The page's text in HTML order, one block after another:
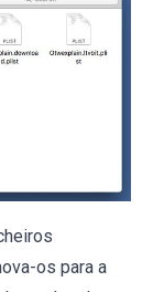
os para a